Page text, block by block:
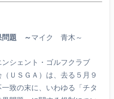
問題 ～マイク 青木～
シェント・ゴルフクラブ
ＵＳＧＡ）は、去る５月９
致の末に、いわゆる「チタ